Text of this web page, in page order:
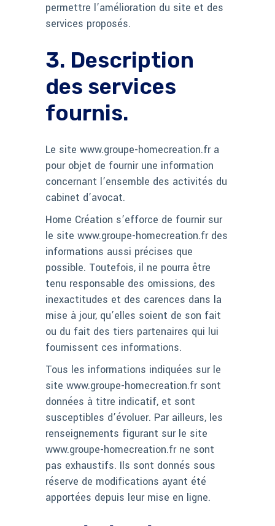
permettre l’amélioration du site et des
services proposés.
3. Description
des services
fournis.
Le site www.groupe-homecreation.fr a
pour objet de fournir une information
concernant l’ensemble des activités du
cabinet d’avocat.
Home Création s’efforce de fournir sur
le site www.groupe-homecreation.fr des
informations aussi précises que
possible. Toutefois, il ne pourra être
tenu responsable des omissions, des
inexactitudes et des carences dans la
mise à jour, qu’elles soient de son fait
ou du fait des tiers partenaires qui lui
fournissent ces informations.
Tous les informations indiquées sur le
site www.groupe-homecreation.fr sont
données à titre indicatif, et sont
susceptibles d’évoluer. Par ailleurs, les
renseignements figurant sur le site
www.groupe-homecreation.fr ne sont
pas exhaustifs. Ils sont donnés sous
réserve de modifications ayant été
apportées depuis leur mise en ligne.